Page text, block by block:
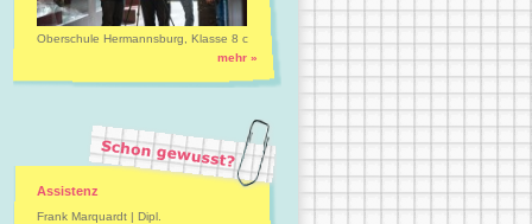
Oberschule Hermannsburg, Klasse 8 c
mehr »
Assistenz
Frank Marquardt | Dipl.